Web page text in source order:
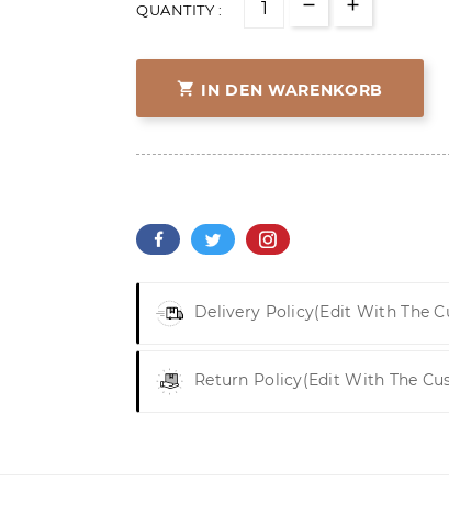
QUANTITY :
 IN DEN WARENKORB
Delivery Policy(edit With The
Return Policy(edit With The